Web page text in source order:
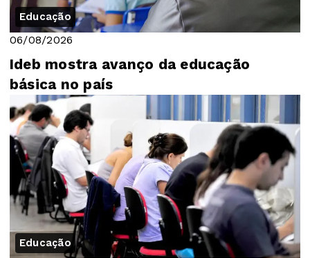
Educação
06/08/2026
Ideb mostra avanço da educação
básica no país
Educação